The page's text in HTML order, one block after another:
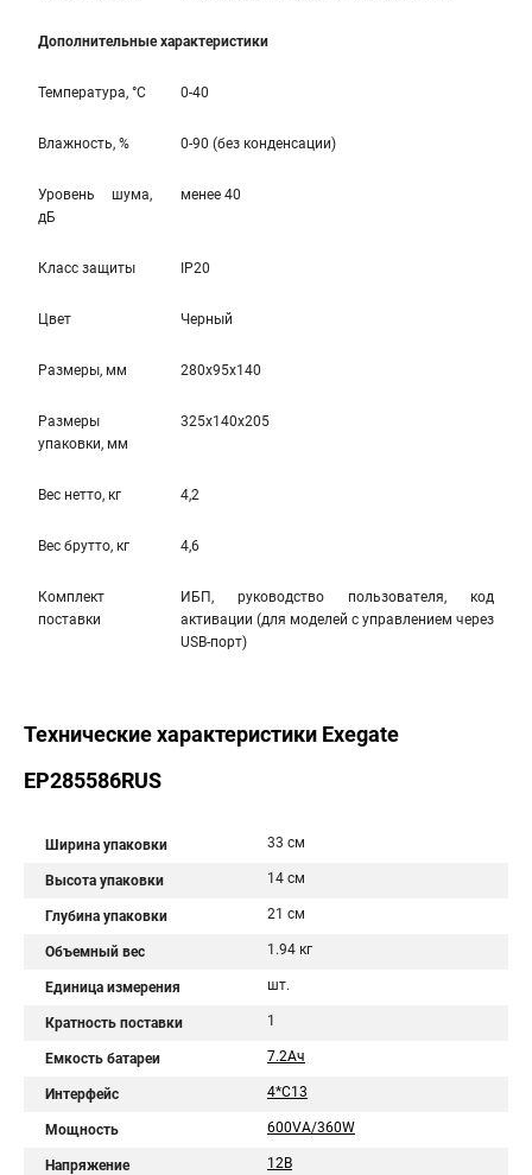
Дополнительные характеристики
Температура, °С 0-40
Влажность, % 0-90 (без конденсации)
Уровень шума,
дБ
менее 40
Класс защиты IP20
Цвет Черный
Размеры, мм 280x95x140
Размеры
упаковки, мм
325x140x205
Вес нетто, кг 4,2
Вес брутто, кг 4,6
Комплект
поставки
ИБП, руководство пользователя, код
активации (для моделей с управлением через
USB-порт)
Технические характеристики Exegate
EP285586RUS
Ширина упаковки 33 см
Высота упаковки 14 см
Глубина упаковки 21 см
Объемный вес 1.94 кг
Единица измерения шт.
Кратность поставки 1
Емкость батареи 7.2Aч
Интерфейс 4*C13
Мощность 600VA/360W
Напряжение 12В